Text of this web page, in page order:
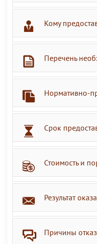
Кому
Перечень
Нормативно-
Срок
Стоимость и
Результат
Причины